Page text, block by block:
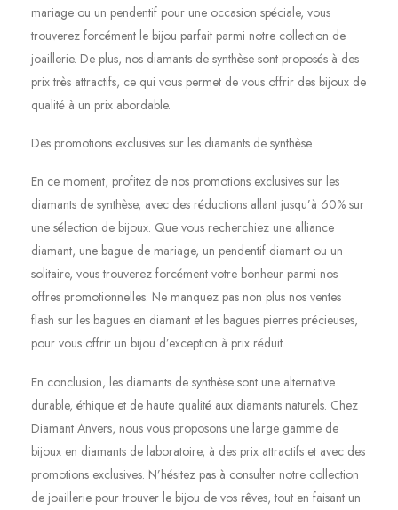
mariage ou un pendentif pour une occasion spéciale, vous
trouverez forcément le bijou parfait parmi notre collection de
joaillerie. De plus, nos diamants de synthèse sont proposés à des
prix très attractifs, ce qui vous permet de vous offrir des bijoux de
qualité à un prix abordable.
Des promotions exclusives sur les diamants de synthèse
En ce moment, profitez de nos promotions exclusives sur les
diamants de synthèse, avec des réductions allant jusqu’à 60% sur
une sélection de bijoux. Que vous recherchiez une alliance
diamant, une bague de mariage, un pendentif diamant ou un
solitaire, vous trouverez forcément votre bonheur parmi nos
offres promotionnelles. Ne manquez pas non plus nos ventes
flash sur les bagues en diamant et les bagues pierres précieuses,
pour vous offrir un bijou d’exception à prix réduit.
En conclusion, les diamants de synthèse sont une alternative
durable, éthique et de haute qualité aux diamants naturels. Chez
Diamant Anvers, nous vous proposons une large gamme de
bijoux en diamants de laboratoire, à des prix attractifs et avec des
promotions exclusives. N’hésitez pas à consulter notre collection
de joaillerie pour trouver le bijou de vos rêves, tout en faisant un